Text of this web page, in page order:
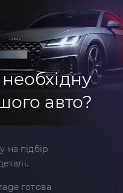
необхідну
авто?
на підбір
готова